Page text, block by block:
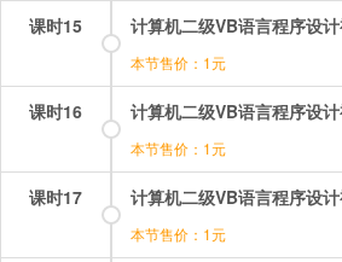
课时15
本节售价：1元
课时16
本节售价：1元
课时17
本节售价：1元